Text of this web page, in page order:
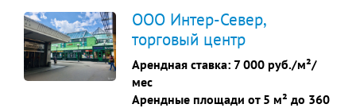
подвале расположены складские
помещения. Комплекс подключен
ко всем системам городских
коммуникаций, в наличии есть
телефонные линии.
ООО Интер-Север,
торговый центр
Арендная ставка: 7 000 руб./м²/
мес
Арендные площади от 5 м² до 360